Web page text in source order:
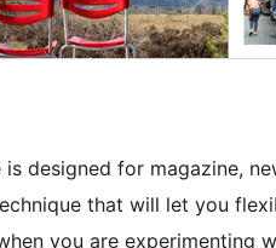
is designed for magazine,
that will let you
you are experimenting